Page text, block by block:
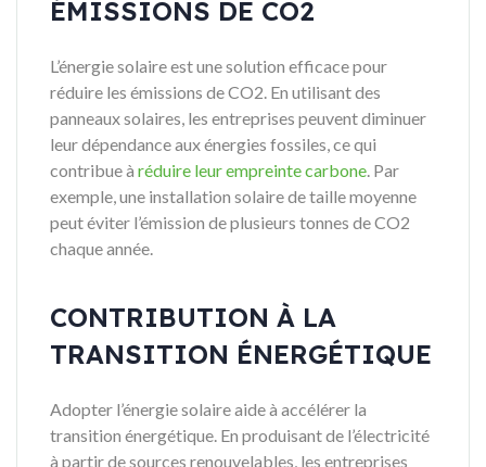
ÉMISSIONS DE CO2
L’énergie solaire est une solution efficace pour
réduire les émissions de CO2. En utilisant des
panneaux solaires, les entreprises peuvent diminuer
leur dépendance aux énergies fossiles, ce qui
contribue à réduire leur empreinte carbone . Par
exemple, une installation solaire de taille moyenne
peut éviter l’émission de plusieurs tonnes de CO2
chaque année.
CONTRIBUTION À LA
TRANSITION ÉNERGÉTIQUE
Adopter l’énergie solaire aide à accélérer la
transition énergétique. En produisant de l’électricité
à partir de sources renouvelables, les entreprises